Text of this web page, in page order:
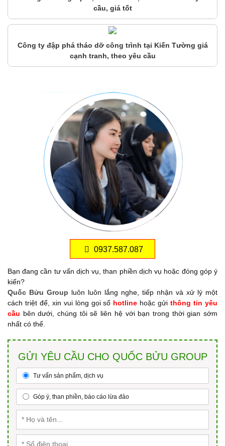
cầu, giá tốt
Công ty đập phá tháo dỡ công trình tại Kiến Tường giá
cạnh tranh, theo yêu cầu
0937.587.087
Bạn đang cần tư vấn dịch vụ, than phiền dịch vụ hoặc đóng góp ý
kiến?
Quốc Bửu Group luôn luôn lắng nghe, tiếp nhận và xử lý một
cách triệt để, xin vui lòng gọi số hotline hoặc gửithông tin yêu
cầu bên dưới, chúng tôi sẽ liên hệ với bạn trong thời gian sớm
nhất có thể.
GỬI YÊU CẦU CHO QUỐC BỬU GROUP
Tư vấn sản phẩm, dịch vụ
Góp ý, than phiền, báo cáo lừa đảo